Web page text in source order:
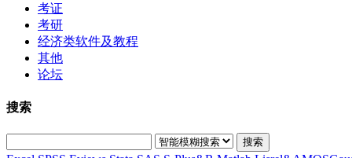
考证
考研
经济类软件及教程
其他
论坛
搜索
搜索